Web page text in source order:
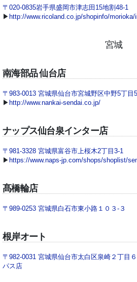
〒020-0835岩手県盛岡市津志田15地割48-1
▶ http://www.ricoland.co.jp/shopinfo/morioka/
宮城
南海部品 仙台店
〒983-0013 宮城県仙台市宮城野区中野5丁目
▶ http://www.nankai-sendai.co.jp/
ナップス仙台泉インター店
〒981-3328 宮城県富谷市上桜木2丁目3-1
▶ https://www.naps-jp.com/shops/shoplist/
髙橋輪店
〒989-0253 宮城県白石市東小路１０３-３
根岸オート
〒982-0031 宮城県仙台市太白区泉崎２丁目
パス店